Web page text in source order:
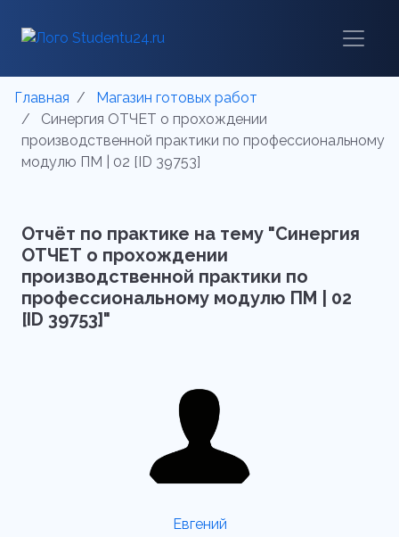
Главная
Магазин готовых работ
Синергия ОТЧЕТ о прохождении
производственной практики по профессиональному
модулю ПМ | 02 [ID 39753]
Отчёт по практике на тему "Синергия
ОТЧЕТ о прохождении
производственной практики по
профессиональному модулю ПМ | 02
[ID 39753]"
Евгений